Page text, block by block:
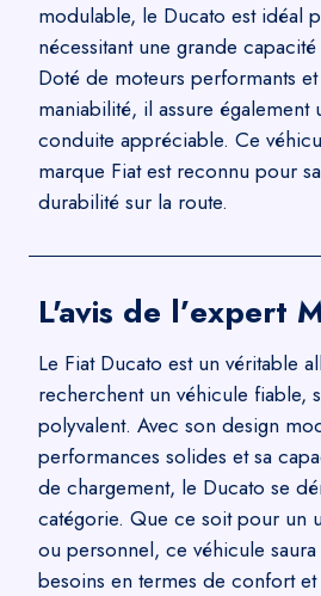
modulable, le Ducato est idéal
nécessitant une grande
Doté de moteurs performants
maniabilité, il assure
conduite appréciable. Ce
marque Fiat est reconnu pour
durabilité sur la route.
L'avis de l’expert
Le Fiat Ducato est un véritable
recherchent un véhicule fiable,
polyvalent. Avec son design
performances solides et sa
de chargement, le Ducato se
catégorie. Que ce soit pour un
ou personnel, ce véhicule
besoins en termes de confort